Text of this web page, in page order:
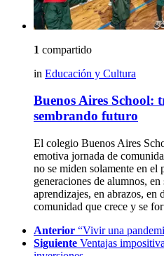
1 compartido
in Educación y Cultura
Buenos Aires School:
sembrando futuro
El colegio Buenos Aires
emotiva jornada de
no se miden solamente en el
generaciones de alumnos,
aprendizajes, en abrazos, en
comunidad que crece y se
more
Anterior “Vivir una
Siguiente Ventajas